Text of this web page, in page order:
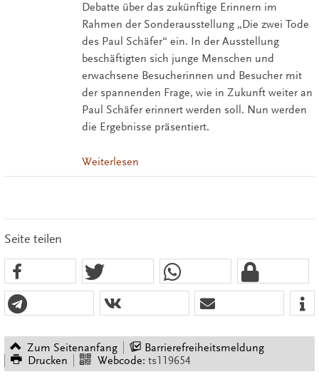
Debatte über das zukünftige Erinnern im
Rahmen der Sonderausstellung „Die zwei Tode
des Paul Schäfer“ ein. In der Ausstellung
beschäftigten sich junge Menschen und
erwachsene Besucherinnen und Besucher mit
der spannenden Frage, wie in Zukunft weiter an
Paul Schäfer erinnert werden soll. Nun werden
die Ergebnisse präsentiert.
Weiterlesen
Seite teilen
Zum Seitenanfang
Barrierefreiheitsmeldung
Drucken
Webcode: ts119654